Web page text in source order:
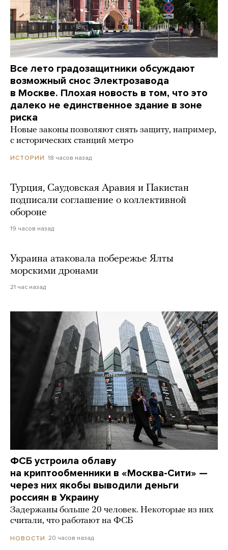
Все лето градозащитники обсуждают
возможный снос Электрозавода
в Москве. Плохая новость в том, что это
далеко не единственное здание в зоне
риска
Новые законы позволяют снять защиту, например,
с исторических станций метро
ИСТОРИИ 18 часов назад
Турция, Саудовская Аравия и Пакистан
подписали соглашение о коллективной
обороне
19 часов назад
Украина атаковала побережье Ялты
морскими дронами
21 час назад
ФСБ устроила облаву
на криптообменники в «Москва-Сити» —
через них якобы выводили деньги
россиян в Украину
Задержаны больше 20 человек. Некоторые из них
считали, что работают на ФСБ
НОВОСТИ 20 часов назад